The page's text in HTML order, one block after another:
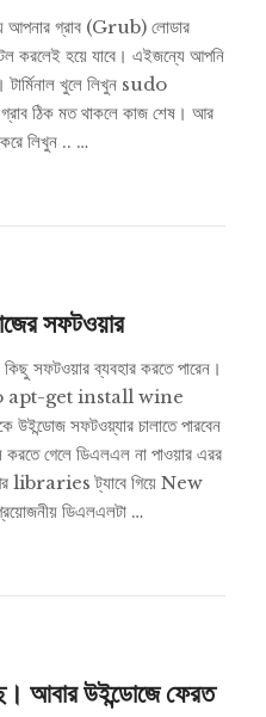
আপনার গ্রাব (Grub) লোডার
করলেই হয়ে যাবে। এইজন্যে আপনি
টার্মিনাল খুলে লিখুন sudo
ঠিক মত থাকলে কাজ শেষ। আর
করে লিখুন .. …
এক্সপি ইন্সটল করেছেন, ফলে উবুন্টু
সফটওয়ার
সফটওয়ার ব্যবহার করতে পারেন।
apt-get install wine
সফটওয়্যার চালাতে পারবেন
গেলে ডিএলএল না পাওয়ার এরর
libraries ট্যাবে গিয়ে New
ডিএলএলটা …
করুন উইন্ডোজের সফটওয়ার
আবার উইন্ডোজে ফেরত